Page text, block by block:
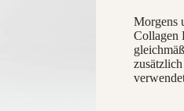
Morgens
Collagen